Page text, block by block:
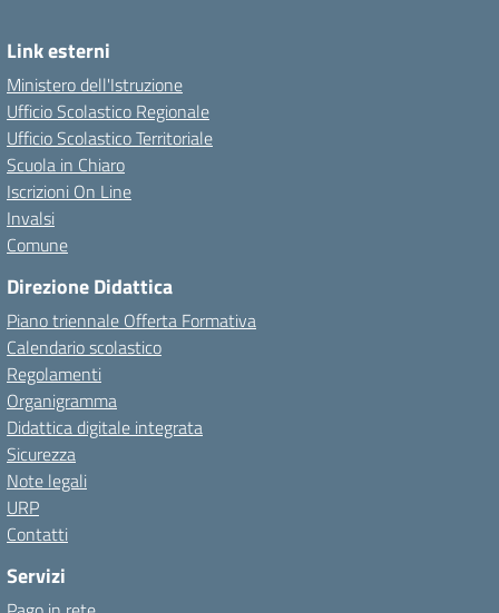
Link esterni
Ministero dell'Istruzione
Ufficio Scolastico Regionale
Ufficio Scolastico Territoriale
Scuola in Chiaro
Iscrizioni On Line
Invalsi
Comune
Direzione Didattica
Piano triennale Offerta Formativa
Calendario scolastico
Regolamenti
Organigramma
Didattica digitale integrata
Sicurezza
Note legali
URP
Contatti
Servizi